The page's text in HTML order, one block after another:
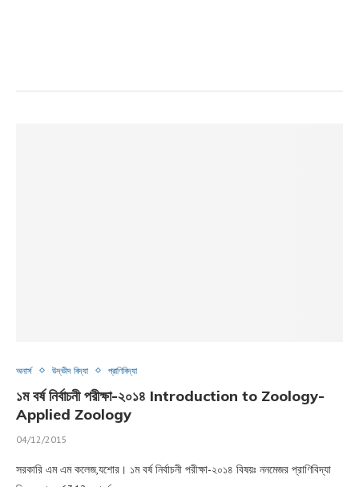
অনার্স উদ্ভীদ বিদ্যা প্রাণিবিদ্যা
১ম বর্ষ নির্বাচনী পরীক্ষা-২০১৪ Introduction to Zoology-
Applied Zoology
04/12/2015
সরকারি এম এম কলেজ,যশোর। ১ম বর্ষ নির্বাচনী পরীক্ষা-২০১৪ বিষয়ঃ ননমেজর প্রাণিবিদ্যা